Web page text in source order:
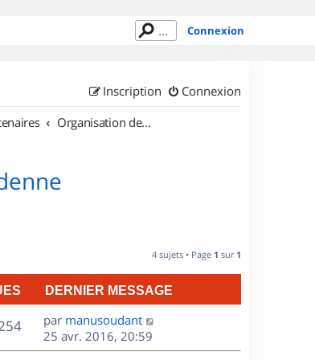
Connexion
Connexion
Inscription
Organisation de sorties en région Champagne Ardenne
4 sujets • Page 1 sur 1
DERNIER MESSAGE
V
u
D
e
r
par manusoudant
25 avr. 2016, 20:59